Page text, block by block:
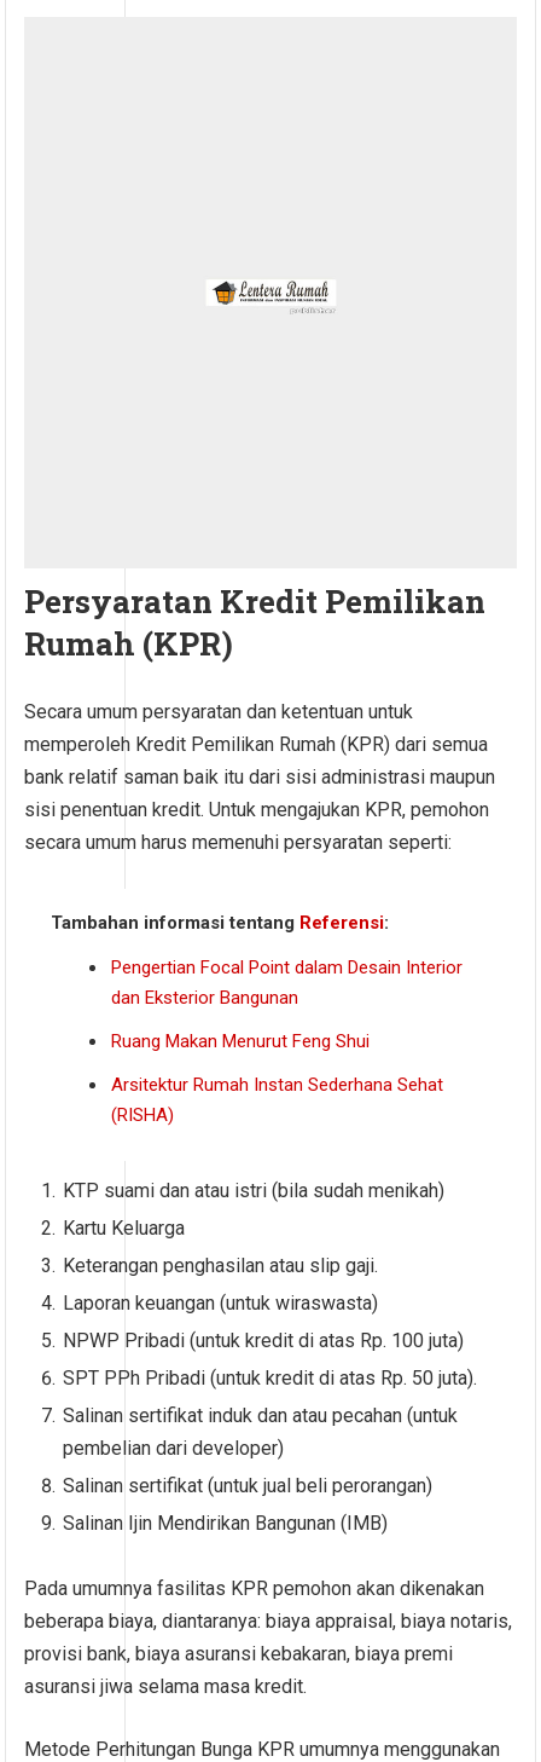
Persyaratan Kredit Pemilikan
Rumah (KPR)
Secara umum persyaratan dan ketentuan untuk
memperoleh Kredit Pemilikan Rumah (KPR) dari semua
bank relatif saman baik itu dari sisi administrasi maupun
sisi penentuan kredit. Untuk mengajukan KPR, pemohon
secara umum harus memenuhi persyaratan seperti:
Tambahan informasi tentang Referensi:
Pengertian Focal Point dalam Desain Interior
dan Eksterior Bangunan
Ruang Makan Menurut Feng Shui
Arsitektur Rumah Instan Sederhana Sehat
(RISHA)
KTP suami dan atau istri (bila sudah menikah)
Kartu Keluarga
Keterangan penghasilan atau slip gaji.
Laporan keuangan (untuk wiraswasta)
NPWP Pribadi (untuk kredit di atas Rp. 100 juta)
SPT PPh Pribadi (untuk kredit di atas Rp. 50 juta).
Salinan sertifikat induk dan atau pecahan (untuk
pembelian dari developer)
Salinan sertifikat (untuk jual beli perorangan)
Salinan Ijin Mendirikan Bangunan (IMB)
Pada umumnya fasilitas KPR pemohon akan dikenakan
beberapa biaya, diantaranya: biaya appraisal, biaya notaris,
provisi bank, biaya asuransi kebakaran, biaya premi
asuransi jiwa selama masa kredit.
Metode Perhitungan Bunga KPR umumnya menggunakan